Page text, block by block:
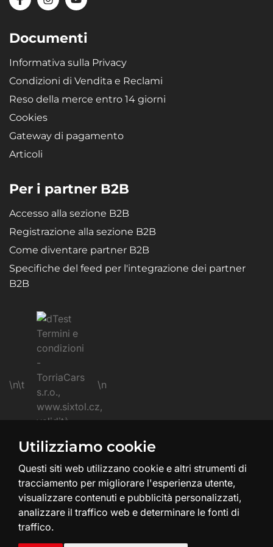
Materiale riciclabile, altamente resistente e di qualità - la gomma
garantendo che, se piegate (ad es. durante lo stoccaggio), tornino
alla forma originale.
Documenti
Informativa sulla Privacy
Condizioni di Vendita e Reclami
Reso della merce entro 14 giorni
Cookies
Gateway di pagamento
Articoli
Per i partner B2B
Accesso alla sezione B2B
Registrazione alla sezione B2B
Come diventare partner B2B
Specifiche del feed per l'integrazione dei partner
B2B
\n\t \n
Creazione e design del sito web:
Utilizziamo cookie
Questi siti web utilizzano cookie e altri strumenti di
tracciamento per migliorare l'esperienza utente,
visualizzare contenuti e pubblicità personalizzati,
analizzare il traffico web e determinare le fonti di
traffico.